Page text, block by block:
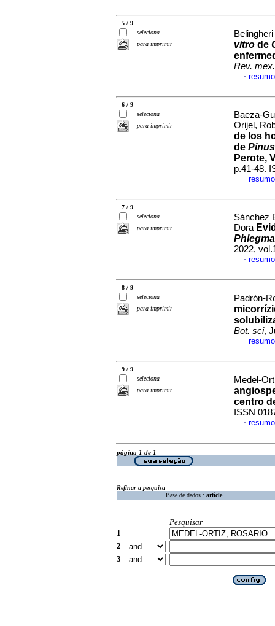
5 / 9
seleciona
para imprimir
vitro de
Rev.
·
6 / 9
seleciona
para imprimir
Baeza-
Orijel,
de los
de
Perote,
p.41-48.
·
7 / 9
seleciona
para imprimir
Sánchez
Dora
2022,
·
8 / 9
seleciona
para imprimir
Padrón-
Bot. sci,
·
9 / 9
seleciona
para imprimir
Medel-
centro
ISSN
·
página 1 de 1
Refinar a pesquisa
Base de dados : article
Pesquisar
1
2
3